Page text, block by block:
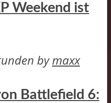
Weekend ist
bymaxx
Battlefield 6: